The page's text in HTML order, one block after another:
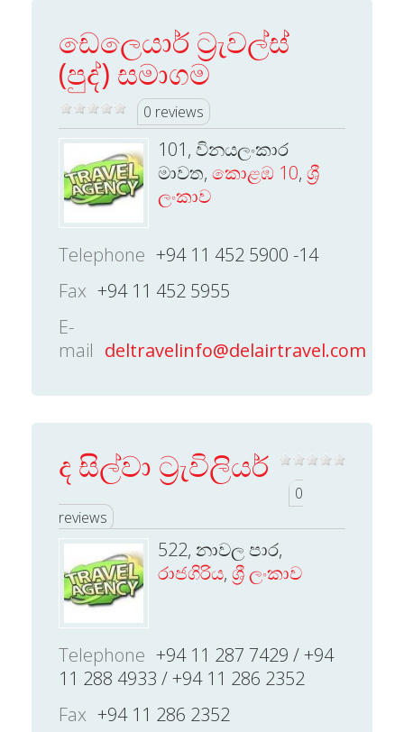
ඩෙලෙයාර් ට්‍රැවල්ස්
(පුද්) සමාගම
0 reviews
101, විනයලංකාර
මාවත, කොළඹ 10, ශ්‍රී
ලංකාව
Telephone +94 11 452 5900 -14
Fax +94 11 452 5955
E-
mail deltravelinfo@delairtravel.com
ද සිල්වා ට්‍රැවිලියර්
0
reviews
522, නාවල පාර,
රාජගිරිය, ශ්‍රී ලංකාව
Telephone +94 11 287 7429 / +94
11 288 4933 / +94 11 286 2352
Fax +94 11 286 2352